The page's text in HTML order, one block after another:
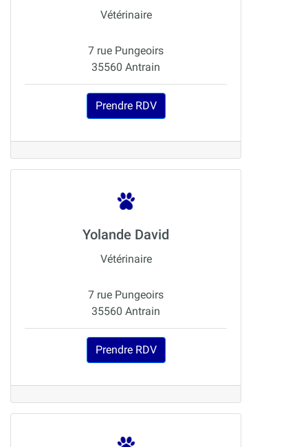
Vétérinaire
7 rue Pungeoirs
35560 Antrain
Prendre RDV
Yolande David
Vétérinaire
7 rue Pungeoirs
35560 Antrain
Prendre RDV